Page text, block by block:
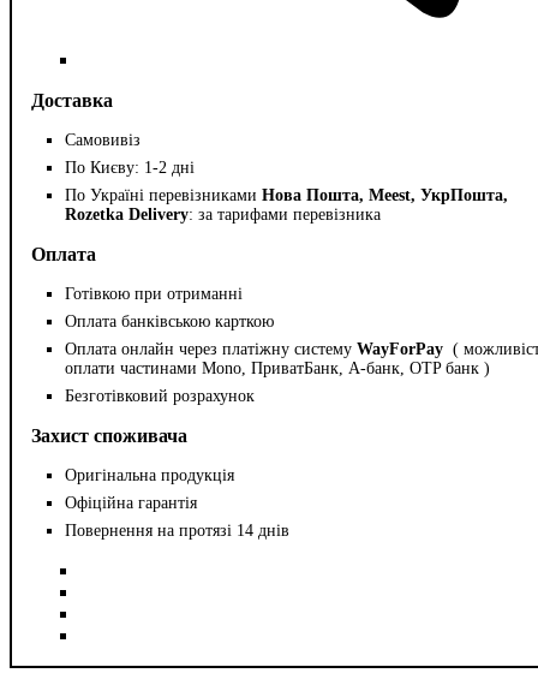
Доставка
Самовивіз
По Києву: 1-2 дні
По Україні перевізниками Нова Пошта, Meest, УкрПошта,
Rozetka Delivery: за тарифами перевізника
Оплата
Готівкою при отриманні
Оплата банківською карткою
Оплата онлайн через платіжну систему WayForPay (
оплати частинами Mono, ПриватБанк, А-банк, OTP банк )
Безготівковий розрахунок
Захист споживача
Оригінальна продукція
Офіційна гарантія
Повернення на протязі 14 днів